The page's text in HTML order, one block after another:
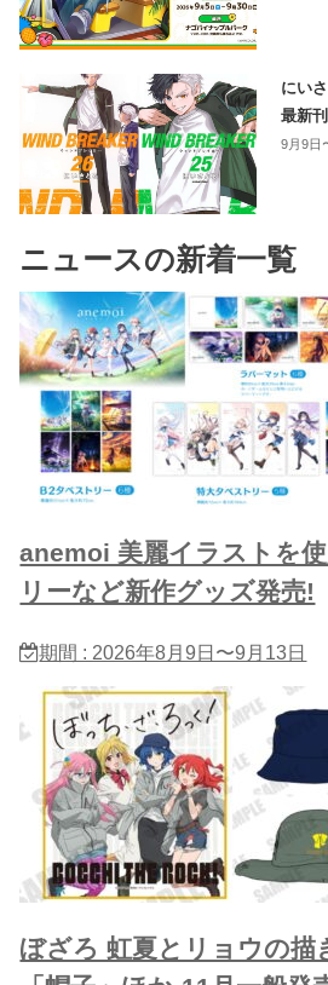
にい
最新
9月9日
ニュースの新着一覧
anemoi 美麗イラストを
リーなど新作グッズ発売!
期間 : 2026年8月9日〜9月13日
ぼざろ 虹夏とリョウの描